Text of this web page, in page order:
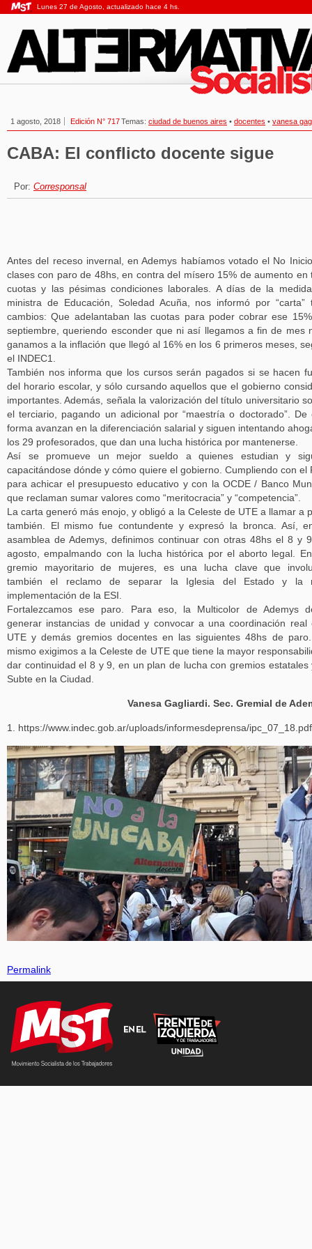
Lunes 27 de Agosto, actualizado hace 4 hs.
1 agosto, 2018 Edición N° 717Temas: ciudad de buenos aires • docentes • vanesa
CABA: El conflicto docente sigue
Por: Corresponsal
Antes del receso invernal, en Ademys habíamos votado el No
clases con paro de 48hs, en contra del mísero 15% de aumento en
cuotas y las pésimas condiciones laborales. A días de la
ministra de Educación, Soledad Acuña, nos informó por “carta”
cambios: Que adelantaban las cuotas para poder cobrar ese
septiembre, queriendo esconder que ni así llegamos a fin de mes
ganamos a la inflación que llegó al 16% en los 6 primeros meses,
el INDEC1.
También nos informa que los cursos serán pagados si se hacen
del horario escolar, y sólo cursando aquellos que el gobierno
importantes. Además, señala la valorización del título universitario
el terciario, pagando un adicional por “maestría o doctorado”. De
forma avanzan en la diferenciación salarial y siguen intentando
los 29 profesorados, que dan una lucha histórica por mantenerse.
Así se promueve un mejor sueldo a quienes estudian y
capacitándose dónde y cómo quiere el gobierno. Cumpliendo con el
para achicar el presupuesto educativo y con la OCDE / Banco
que reclaman sumar valores como “meritocracia” y “competencia”.
La carta generó más enojo, y obligó a la Celeste de UTE a llamar a
también. El mismo fue contundente y expresó la bronca. Así,
asamblea de Ademys, definimos continuar con otras 48hs el 8 y
agosto, empalmando con la lucha histórica por el aborto legal.
gremio mayoritario de mujeres, es una lucha clave que
también el reclamo de separar la Iglesia del Estado y la
implementación de la ESI.
Fortalezcamos ese paro. Para eso, la Multicolor de Ademys
generar instancias de unidad y convocar a una coordinación real
UTE y demás gremios docentes en las siguientes 48hs de
mismo exigimos a la Celeste de UTE que tiene la mayor
dar continuidad el 8 y 9, en un plan de lucha con gremios estatales
Subte en la Ciudad.
Vanesa Gagliardi. Sec. Gremial de
1. https://www.indec.gob.ar/uploads/informesdeprensa/ipc_07_18.pdf
Permalink